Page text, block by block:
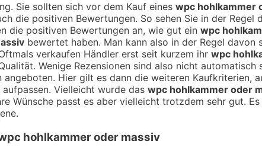
Sie sollten sich vor dem Kauf eines wpc hohlkammer
die positiven Bewertungen. So sehen Sie in der
die positiven Bewertungen an, wie gut ein wpc
bewertet haben. Man kann also in der Regel davon
verkaufen Händler erst seit kurzem ihr wpc
Wenige Rezensionen sind also nicht automatisch
Hier gilt es dann die weiteren Kaufkriterien,
Vielleicht wurde das wpc hohlkammer oder
Wünsche passt es aber vielleicht trotzdem sehr gut.
hohlkammer oder massiv